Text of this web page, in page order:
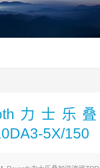
力士乐
5X/150